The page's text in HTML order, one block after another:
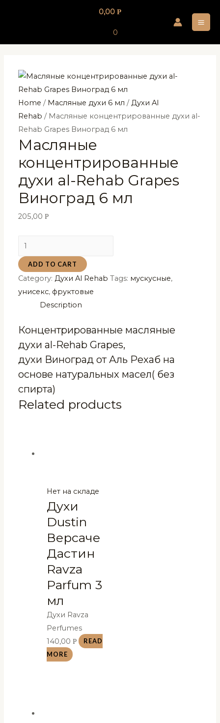
0,00 Р
0
Home / Масляные духи 6 мл /Духи Al
Rehab / Масляные концентрированные духи al-
Rehab Grapes Виноград 6 мл
Масляные
концентрированные
духи al-Rehab Grapes
Виноград 6 мл
205,00Р
Масляные
концентрированные
духи
al-
Rehab
Grapes
6
мл
quantity
ADD TO CART
Category:Духи Al Rehab Tags: мускусные,
унисекс, фруктовые
Description
Концентрированные масляные
духи al-Rehab Grapes,
духи Виноград от Аль Рехаб на
основе натуральных масел( без
спирта)
Related products
Нет на складе
Духи
Dustin
Версаче
Дастин
Ravza
Parfum 3
мл
Духи Ravza
Perfumes
140,00Р
READ
MORE